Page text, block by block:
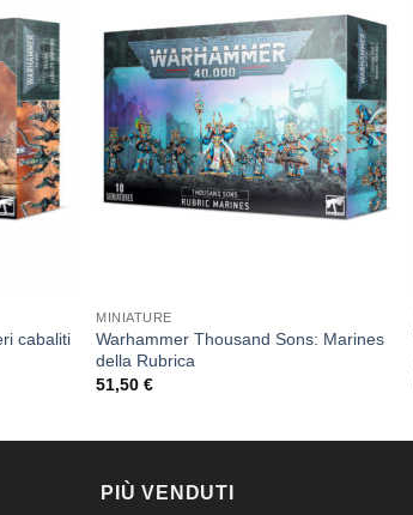
alla lista
dei
cabaliti
alla lista
dei
desideri
MINIATURE
Warhammer Thousand Sons: Marines
della Rubrica
51,50€
PIÙ VENDUTI